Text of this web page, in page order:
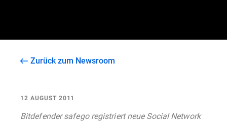
Zurück zum Newsroom
12 AUGUST 2011
Bitdefender safego registriert neue Social Network